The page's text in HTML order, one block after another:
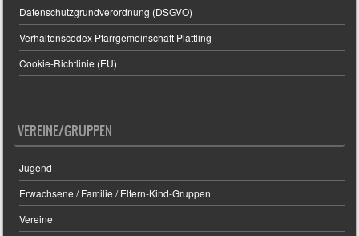
Datenschutzgrundverordnung (DSGVO)
Verhaltenscodex Pfarrgemeinschaft Plattling
Cookie-Richtlinie (EU)
VEREINE/GRUPPEN
Jugend
Erwachsene / Familie / Eltern-Kind-Gruppen
Vereine